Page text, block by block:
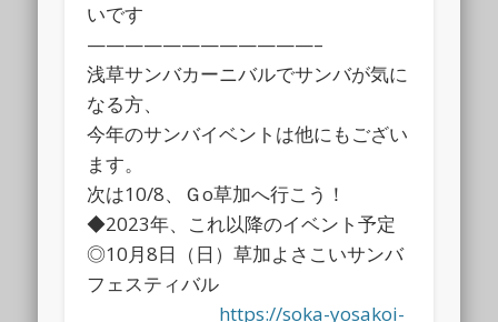
いです
————————————–
浅草サンバカーニバルでサンバが気に
なる方、
今年のサンバイベントは他にもござい
ます。
次は10/8、Ｇo草加へ行こう！
◆2023年、これ以降のイベント予定
◎10月8日（日）草加よさこいサンバ
フェスティバル
https://soka-yosakoi-